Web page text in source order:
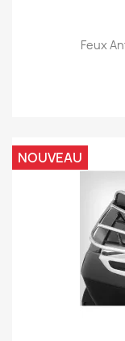
Feux
NOUVEAU